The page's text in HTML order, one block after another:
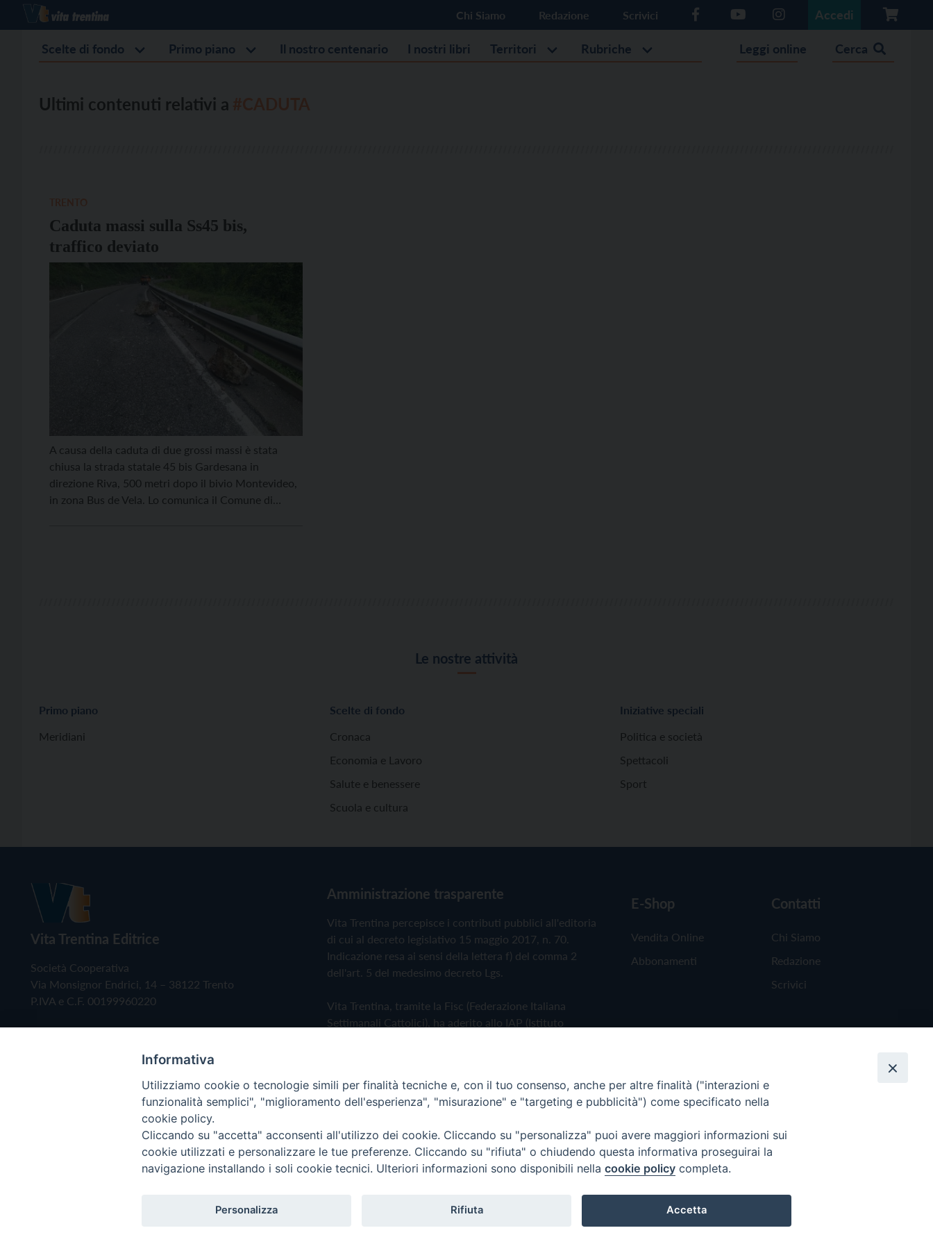
Chi Siamo Redazione Scrivici Accedi
Scelte di fondo Primo piano Il nostro centenario I nostri libri Territori Rubriche Leggi online Cerca
Ultimi contenuti relativi a
Caduta massi sulla Ss45 bis,
traffico deviato
A causa della caduta di due grossi massi è stata
chiusa la strada statale 45 bis Gardesana in
direzione Riva, 500 metri dopo il bivio Montevideo,
in zona Bus de Vela. Lo comunica il Comune di
Le nostre attività
Primo piano
Meridiani
Scelte di fondo
Cronaca
Economia e Lavoro
Salute e benessere
Scuola e cultura
Iniziative speciali
Politica e società
Spettacoli
Sport
Vita Trentina Editrice
Società Cooperativa
Via Monsignor Endrici, 14 – 38122 Trento
P.IVA e C.F. 00199960220
Amministrazione trasparente
Vita Trentina percepisce i contributi pubblici all'editoria
di cui al decreto legislativo 15 maggio 2017, n. 70.
Indicazione resa ai sensi della lettera f) del comma 2
dell'art. 5 del medesimo decreto Lgs.
Vita Trentina, tramite la Fisc (Federazione Italiana
Settimanali Cattolici), ha aderito allo IAP (Istituto
Privacy Policy Cookie Policy
E-Shop
Vendita Online
Abbonamenti
Contatti
Chi Siamo
Redazione
Scrivici
Copyright © 2019 - Tutti i diritti riservati - Vita Trentina Editrice
Informativa
Utilizziamo cookie o tecnologie simili per finalità tecniche e, con il tuo consenso, anche per altre finalità ("interazioni e
funzionalità semplici", "miglioramento dell'esperienza", "misurazione" e "targeting e pubblicità") come specificato nella
cookie policy.
Cliccando su "accetta" acconsenti all'utilizzo dei cookie. Cliccando su "personalizza" puoi avere maggiori informazioni sui
cookie utilizzati e personalizzare le tue preferenze. Cliccando su "rifiuta" o chiudendo questa informativa proseguirai la
navigazione installando i soli cookie tecnici. Ulteriori informazioni sono disponibili nella cookie policy completa.
Personalizza Rifiuta Accetta